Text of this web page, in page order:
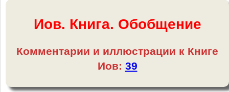
Иов. Книга. Обобщение
Комментарии и иллюстрации к Книге
Иов: 39